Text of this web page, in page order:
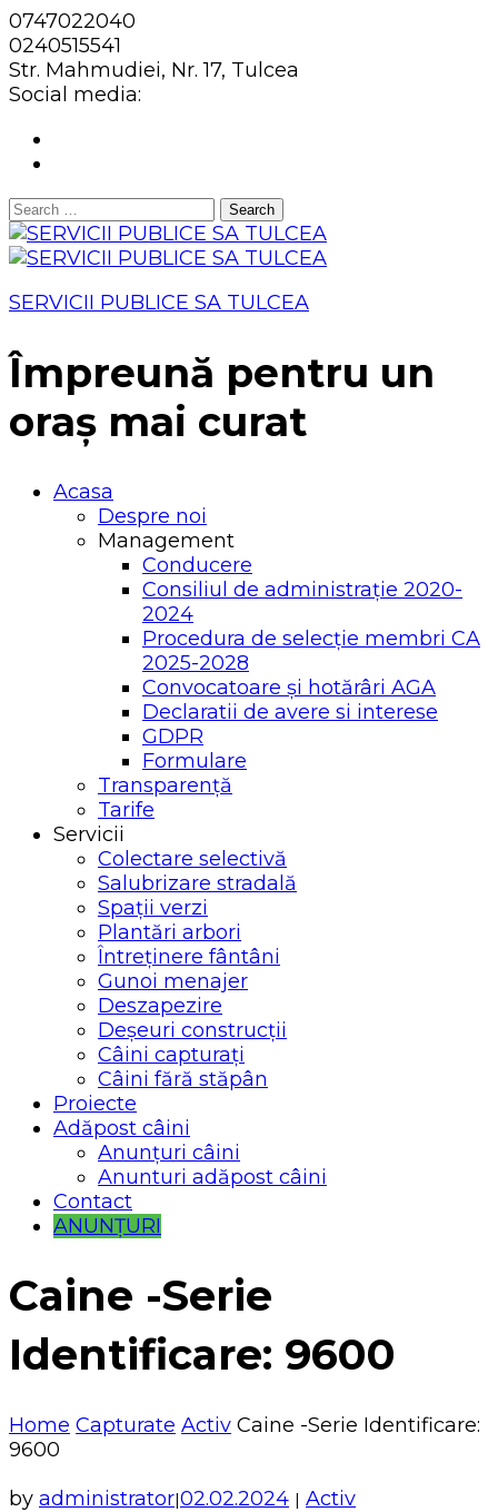
0747022040
0240515541
Str. Mahmudiei, Nr. 17, Tulcea
Social media:
Search
for:
SERVICII PUBLICE SA TULCEA
Împreună pentru un
oraș mai curat
Acasa
Despre noi
Management
Conducere
Consiliul de administrație 2020-
2024
Procedura de selecție membri CA
2025-2028
Convocatoare și hotărâri AGA
Declaratii de avere si interese
GDPR
Formulare
Transparență
Tarife
Servicii
Colectare selectivă
Salubrizare stradală
Spații verzi
Plantări arbori
Întreținere fântâni
Gunoi menajer
Deszapezire
Deșeuri construcții
Câini capturați
Câini fără stăpân
Proiecte
Adăpost câini
Anunțuri câini
Anunturi adăpost câini
Contact
ANUNȚURI
Caine -Serie
Identificare: 9600
Home Capturate Activ Caine -Serie Identificare:
9600
by administrator|02.02.2024 | Activ